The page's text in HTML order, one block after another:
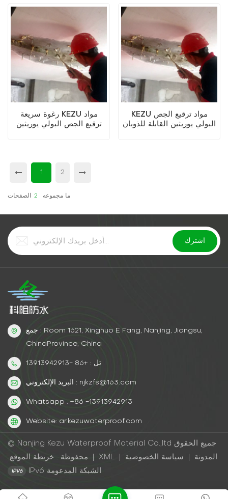
رغوة سريعة KEZU مواد
ترقيع الجص البولي يوريثين
KEZU مواد ترقيع الجص
البولي يوريثين القابلة للذوبان
1 2
ما مجموعه 2 الصفحات
جمع : Room 1621, Xinghuo E Fang, Nanjing, Jiangsu,
ChinaProvince, China
تل : +86 -13913942913
البريد الإلكتروني : njkzfs@163.com
Whatsapp : +86 -13913942913
Website: ar.kezuwaterproof.com
© Nanjing Kezu Waterproof Material Co.,ltd جميع الحقوق
محفوظة .
XML المدونة
سياسة الخصوصية
IPv6 الشبكة المدعومة